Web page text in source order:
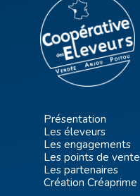
Présentation
Les éleveurs
Les engagements
Les points de vente
Les partenaires
Création Créaprime